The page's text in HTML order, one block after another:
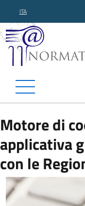
ITA
Motore di
applicativa
con le